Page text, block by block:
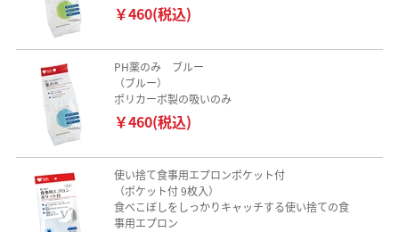
￥460(税込)
PH薬のみ ブルー
（ブルー）
ポリカーボ製の吸いのみ
￥460(税込)
使い捨て食事用エプロンポケット付
（ポケット付 9枚入）
食べこぼしをしっかりキャッチする使い捨ての食
事用エプロン